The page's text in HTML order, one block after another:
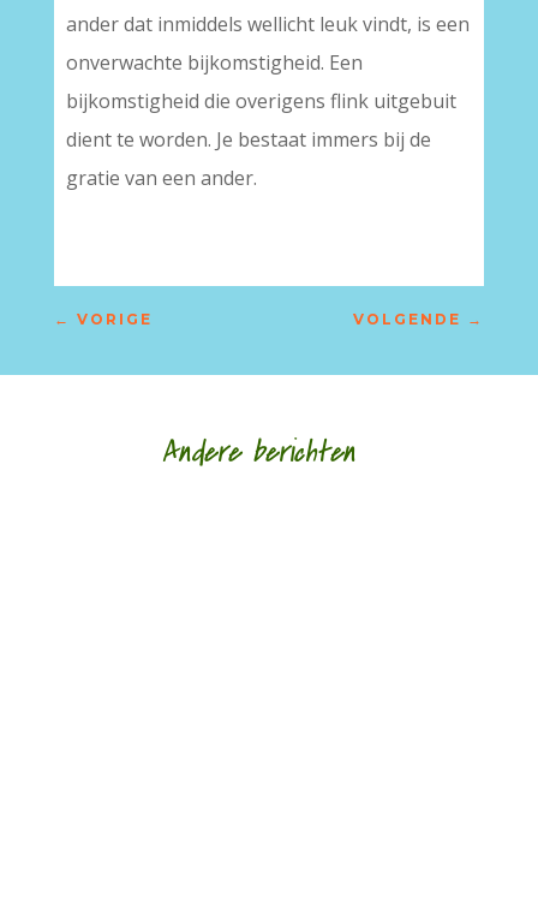
ander dat inmiddels wellicht leuk vindt, is een
onverwachte bijkomstigheid. Een
bijkomstigheid die overigens flink uitgebuit
dient te worden. Je bestaat immers bij de
gratie van een ander.
← VORIGE VOLGENDE →
Andere berichten